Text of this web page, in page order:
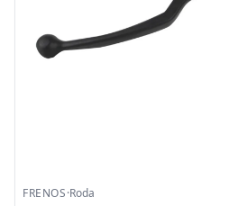
FRENOS·Roda